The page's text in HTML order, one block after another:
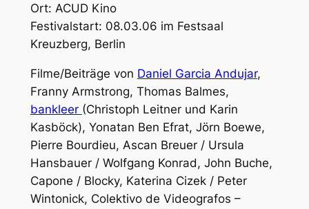
Ort: ACUD Kino
Festivalstart: 08.03.06 im Festsaal
Kreuzberg, Berlin
Filme/Beiträge von Daniel Garcia Andujar,
Franny Armstrong, Thomas Balmes,
bankleer (Christoph Leitner und Karin
Kasböck), Yonatan Ben Efrat, Jörn Boewe,
Pierre Bourdieu, Ascan Breuer / Ursula
Hansbauer / Wolfgang Konrad, John Buche,
Capone / Blocky, Katerina Cizek / Peter
Wintonick, Colektivo de Videografos –